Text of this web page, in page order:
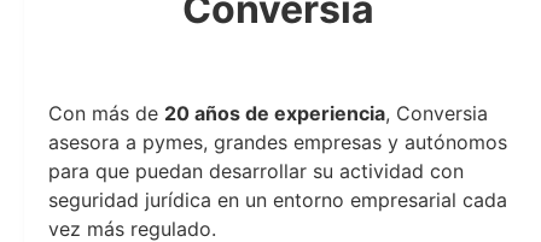
Conversia
Con más de 20 años de experiencia, Conversia
asesora a pymes, grandes empresas y autónomos
para que puedan desarrollar su actividad con
seguridad jurídica en un entorno empresarial cada
vez más regulado.